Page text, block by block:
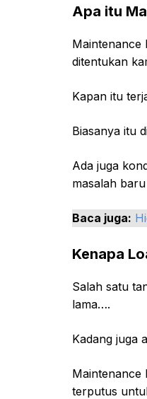
Apa itu
Maintenance
ditentukan
Kapan itu
Biasanya itu
Ada juga
masalah
Baca juga:
Kenapa
Salah satu
lama….
Kadang juga
Maintenance
terputus